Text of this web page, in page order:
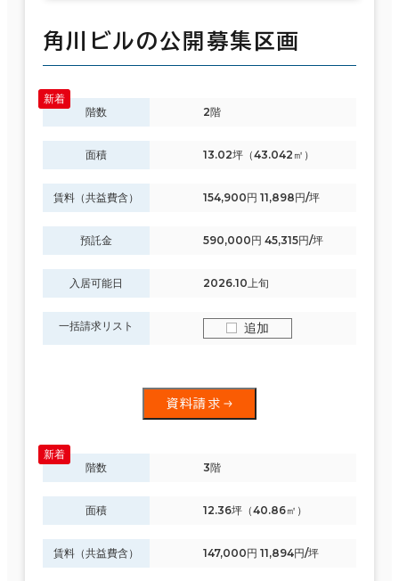
角川ビルの公開募集区画
階数 2階
面積 13.02坪（43.042㎡）
賃料（共益費含） 154,900円 11,898円/坪
預託金 590,000円 45,315円/坪
入居可能日 2026.10上旬
一括請求リスト 追加
資料請求
階数 3階
面積 12.36坪（40.86㎡）
賃料（共益費含） 147,000円 11,894円/坪